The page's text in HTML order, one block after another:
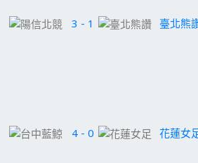
3 - 1 臺北熊
4 - 0 花蓮女